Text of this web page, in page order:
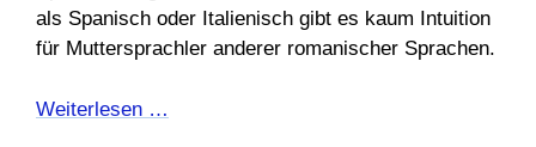
als Spanisch oder Italienisch gibt es kaum Intuition
für Muttersprachler anderer romanischer Sprachen.
Weiterlesen …